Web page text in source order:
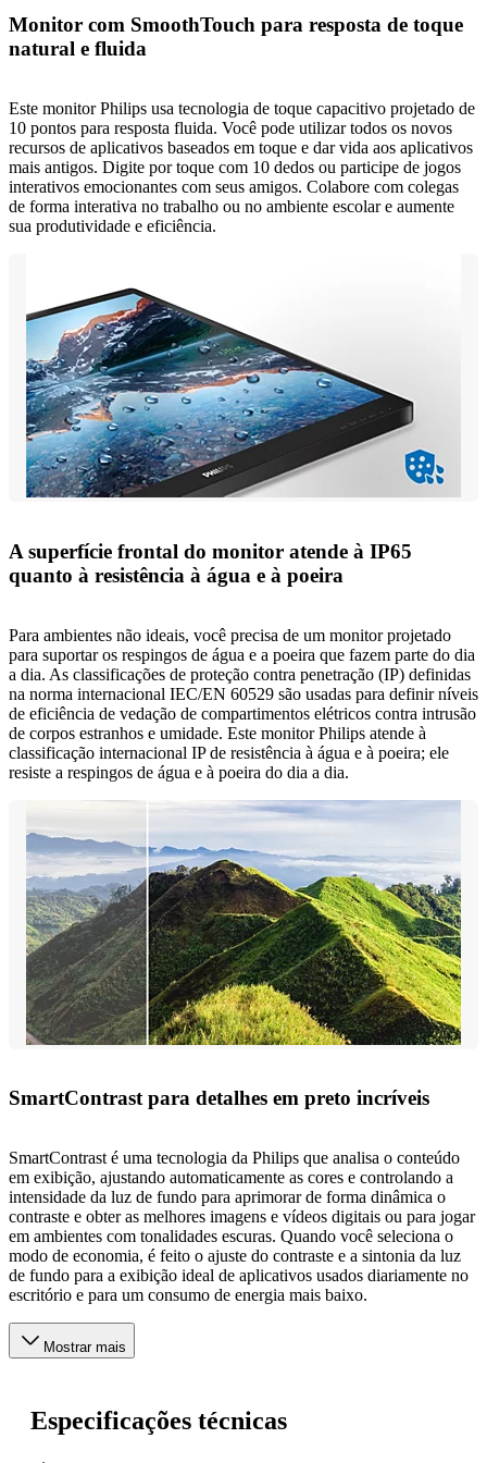
Monitor com SmoothTouch para resposta de toque
natural e fluida
Este monitor Philips usa tecnologia de toque capacitivo projetado de
10 pontos para resposta fluida. Você pode utilizar todos os novos
recursos de aplicativos baseados em toque e dar vida aos aplicativos
mais antigos. Digite por toque com 10 dedos ou participe de jogos
interativos emocionantes com seus amigos. Colabore com colegas
de forma interativa no trabalho ou no ambiente escolar e aumente
sua produtividade e eficiência.
A superfície frontal do monitor atende à IP65
quanto à resistência à água e à poeira
Para ambientes não ideais, você precisa de um monitor projetado
para suportar os respingos de água e a poeira que fazem parte do dia
a dia. As classificações de proteção contra penetração (IP) definidas
na norma internacional IEC/EN 60529 são usadas para definir níveis
de eficiência de vedação de compartimentos elétricos contra intrusão
de corpos estranhos e umidade. Este monitor Philips atende à
classificação internacional IP de resistência à água e à poeira; ele
resiste a respingos de água e à poeira do dia a dia.
SmartContrast para detalhes em preto incríveis
SmartContrast é uma tecnologia da Philips que analisa o conteúdo
em exibição, ajustando automaticamente as cores e controlando a
intensidade da luz de fundo para aprimorar de forma dinâmica o
contraste e obter as melhores imagens e vídeos digitais ou para jogar
em ambientes com tonalidades escuras. Quando você seleciona o
modo de economia, é feito o ajuste do contraste e a sintonia da luz
de fundo para a exibição ideal de aplicativos usados diariamente no
escritório e para um consumo de energia mais baixo.
Mostrar mais
Especificações técnicas